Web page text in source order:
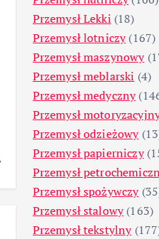
Przemysł Lekki (18)
Przemysł lotniczy(167)
Przemysł maszynowy
Przemysł meblarski (4)
Przemysł medyczny
Przemysł
Przemysł odzieżowy
Przemysł papierniczy
Przemysł
Przemysł spożywczy
Przemysł stalowy(163)
Przemysł tekstylny